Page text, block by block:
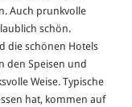
Auch prunkvolle
schön.
die schönen Hotels
den Speisen und
Weise. Typische
hat, kommen auf